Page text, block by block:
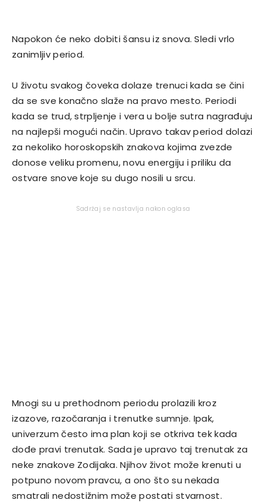
Napokon će neko dobiti šansu iz snova. Sledi vrlo
zanimljiv period.
U životu svakog čoveka dolaze trenuci kada se čini
da se sve konačno slaže na pravo mesto. Periodi
kada se trud, strpljenje i vera u bolje sutra nagrađuju
na najlepši mogući način. Upravo takav period dolazi
za nekoliko horoskopskih znakova kojima zvezde
donose veliku promenu, novu energiju i priliku da
ostvare snove koje su dugo nosili u srcu.
Sadržaj se nastavlja nakon oglasa
Mnogi su u prethodnom periodu prolazili kroz
izazove, razočaranja i trenutke sumnje. Ipak,
univerzum često ima plan koji se otkriva tek kada
dođe pravi trenutak. Sada je upravo taj trenutak za
neke znakove Zodijaka. Njihov život može krenuti u
potpuno novom pravcu, a ono što su nekada
smatrali nedostižnim može postati stvarnost.